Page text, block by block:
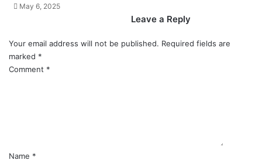
May 6, 2025
Leave a Reply
Your email address will not be published. Required fields are
marked *
Comment *
Name *